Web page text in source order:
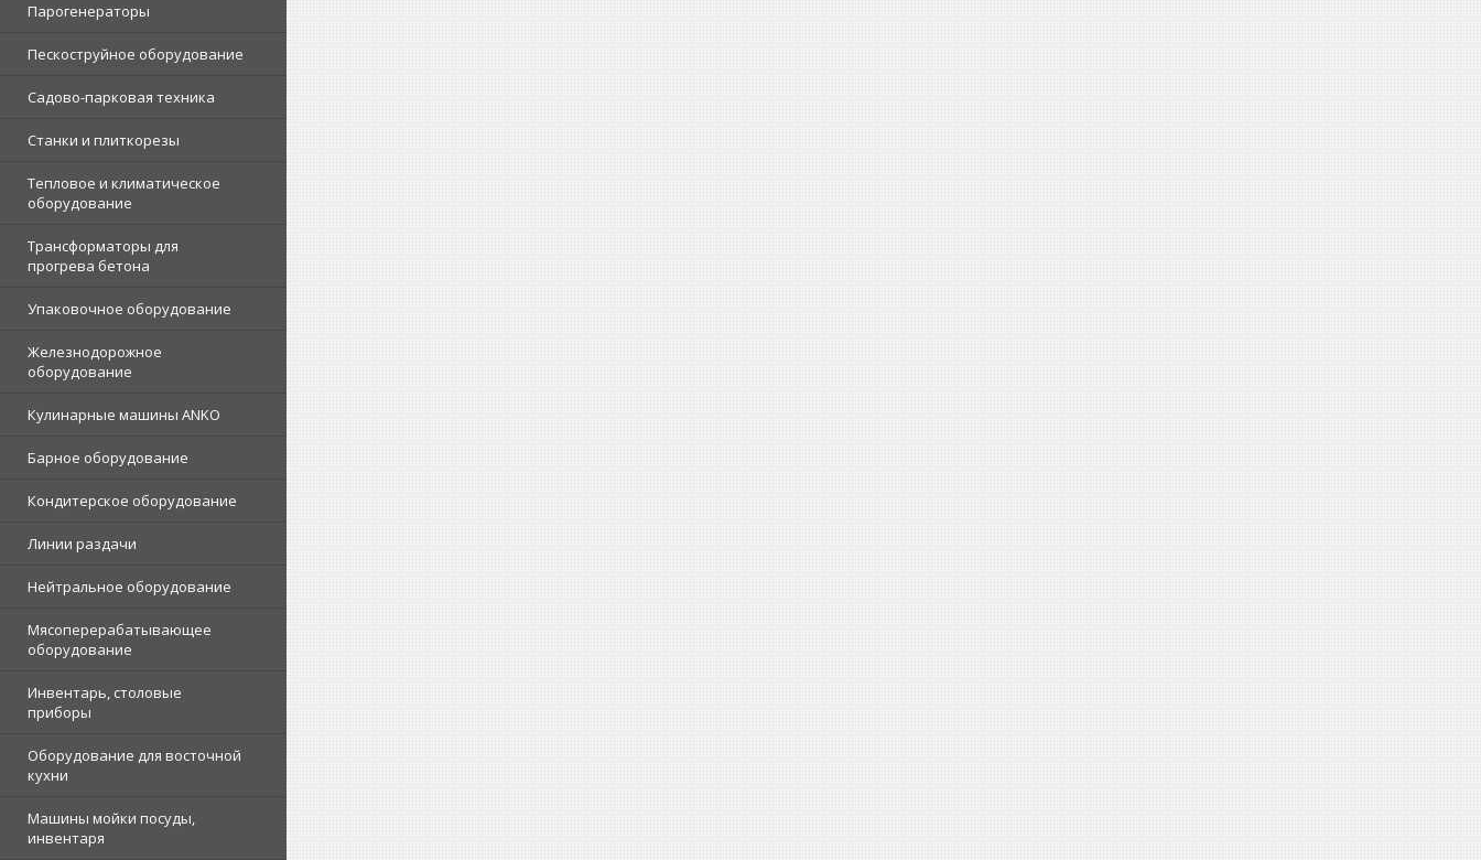
Парогенераторы
Пескоструйное оборудование
Садово-парковая техника
Станки и плиткорезы
Тепловое и климатическое
оборудование
Трансформаторы для
прогрева бетона
Упаковочное оборудование
Железнодорожное
оборудование
Кулинарные машины ANKO
Барное оборудование
Кондитерское оборудование
Линии раздачи
Нейтральное оборудование
Мясоперерабатывающее
оборудование
Инвентарь, столовые
приборы
Оборудование для восточной
кухни
Машины мойки посуды,
инвентаря